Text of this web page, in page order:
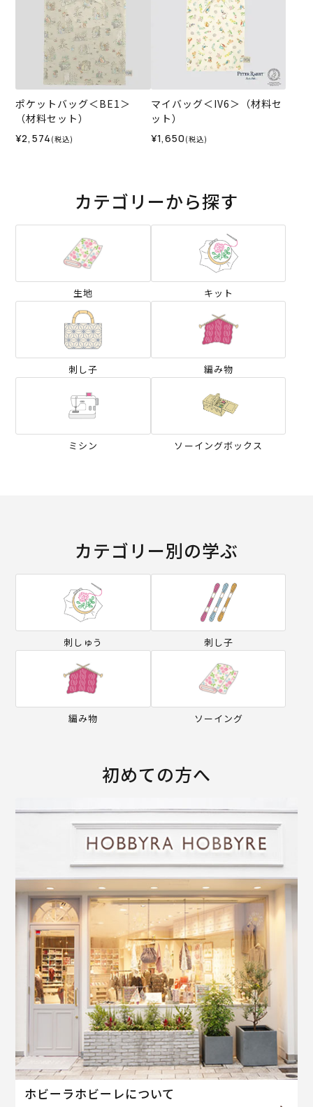
ポケットバッグ＜BE1＞
（材料セット）
¥2,574 (税込)
マイバッグ＜IV6＞（材料セ
ット）
¥1,650 (税込)
カテゴリーから探す
生地 キット
刺し子 編み物
ミシン ソーイングボックス
カテゴリー別の学ぶ
刺しゅう 刺し子
編み物 ソーイング
初めての方へ
ホビーラホビーレについて